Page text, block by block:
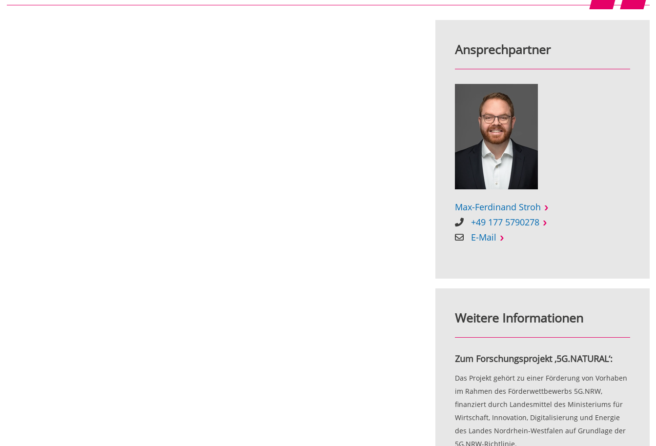
Ansprechpartner
Max-Ferdinand Stroh
+49 177 5790278
E-Mail
Weitere Informationen
Zum Forschungsprojekt ‚5G.NATURAL‘:
Das Projekt gehört zu einer Förderung von Vorhaben
im Rahmen des Förderwettbewerbs 5G.NRW,
finanziert durch Landesmittel des Ministeriums für
Wirtschaft, Innovation, Digitalisierung und Energie
des Landes Nordrhein-Westfalen auf Grundlage der
5G.NRW-Richtlinie.